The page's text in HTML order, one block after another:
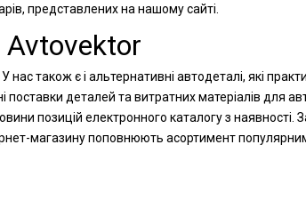
представлених на нашому сайті.
Avtovektor
також є і альтернативні автодеталі, які
деталей та витратних матеріалів для
позицій електронного каталогу з наявності.
магазину поповнюють асортимент